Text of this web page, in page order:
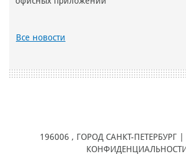
Все новости
196006 , ГОРОД САНКТ-ПЕТЕРБУРГ |